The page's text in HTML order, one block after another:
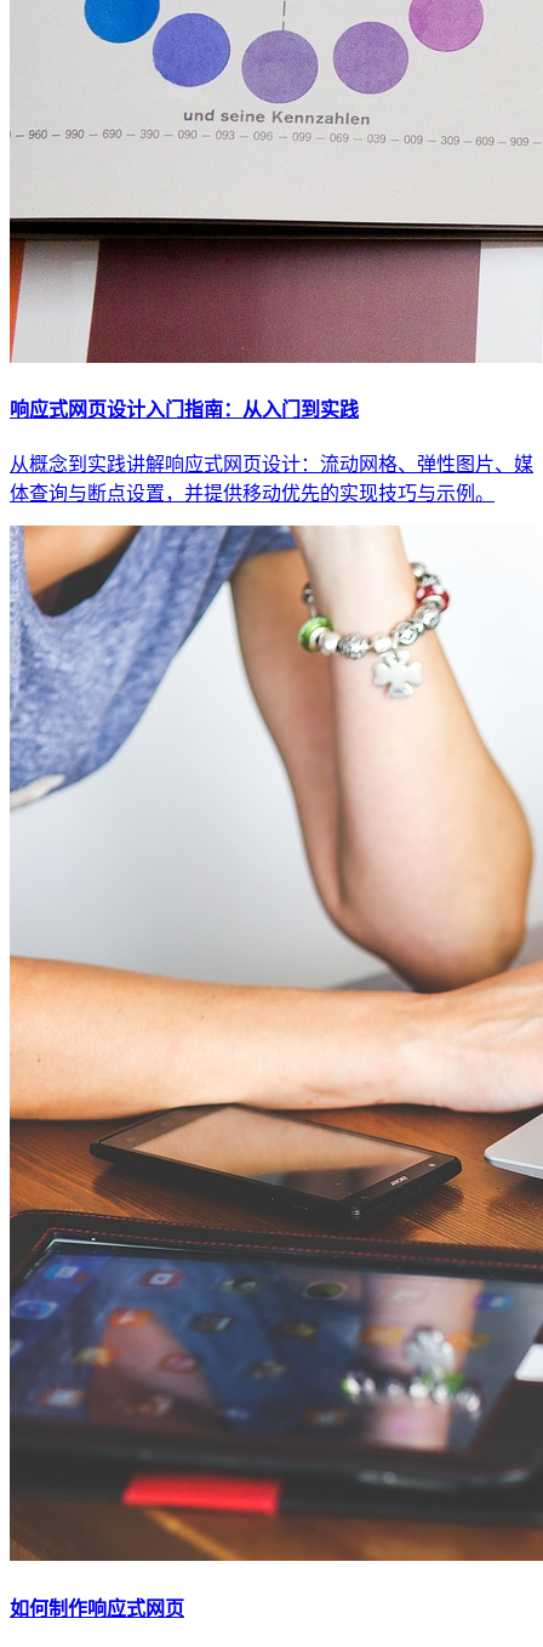
响应式网页设计入门指南：从入门到实践
从概念到实践讲解响应式网页设计：流动网格、弹性图片、媒
体查询与断点设置，并提供移动优先的实现技巧与示例。
如何制作响应式网页